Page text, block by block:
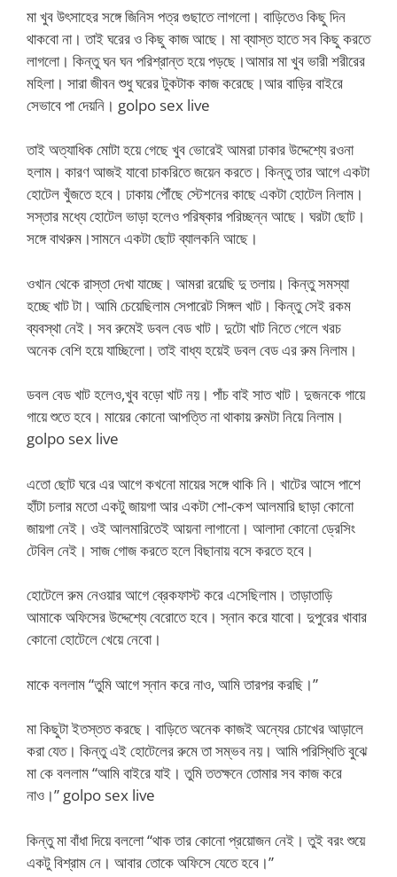
মা খুব উৎসাহের সঙ্গে জিনিস পত্র গুছাতে লাগলো। বাড়িতেও কিছু দিন
থাকবো না। তাই ঘরের ও কিছু কাজ আছে। মা ব্যাস্ত হাতে সব কিছু করতে
লাগলো। কিন্তু ঘন ঘন পরিশ্রান্ত হয়ে পড়ছে।আমার মা খুব ভারী শরীরের
মহিলা। সারা জীবন শুধু ঘরের টুকটাক কাজ করেছে।আর বাড়ির বাইরে
সেভাবে পা দেয়নি। golpo sex live
তাই অত্যাধিক মোটা হয়ে গেছে খুব ভোরেই আমরা ঢাকার উদ্দেশ্যে রওনা
হলাম। কারণ আজই যাবো চাকরিতে জয়েন করতে। কিন্তু তার আগে একটা
হোটেল খুঁজতে হবে। ঢাকায় পৌঁছে স্টেশনের কাছে একটা হোটেল নিলাম।
সস্তার মধ্যে হোটেল ভাড়া হলেও পরিষ্কার পরিচ্ছন্ন আছে। ঘরটা ছোট।
সঙ্গে বাথরুম।সামনে একটা ছোট ব্যালকনি আছে।
ওখান থেকে রাস্তা দেখা যাচ্ছে। আমরা রয়েছি দু তলায়। কিন্তু সমস্যা
হচ্ছে খাট টা। আমি চেয়েছিলাম সেপারেট সিঙ্গল খাট। কিন্তু সেই রকম
ব্যবস্থা নেই। সব রুমেই ডবল বেড খাট। দুটো খাট নিতে গেলে খরচ
অনেক বেশি হয়ে যাচ্ছিলো। তাই বাধ্য হয়েই ডবল বেড এর রুম নিলাম।
ডবল বেড খাট হলেও,খুব বড়ো খাট নয়। পাঁচ বাই সাত খাট। দুজনকে গায়ে
গায়ে শুতে হবে। মায়ের কোনো আপত্তি না থাকায় রুমটা নিয়ে নিলাম।
golpo sex live
এতো ছোট ঘরে এর আগে কখনো মায়ের সঙ্গে থাকি নি। খাটের আসে পাশে
হাঁটা চলার মতো একটু জায়গা আর একটা শো-কেশ আলমারি ছাড়া কোনো
জায়গা নেই। ওই আলমারিতেই আয়না লাগানো। আলাদা কোনো ড্রেসিং
টেবিল নেই। সাজ গোজ করতে হলে বিছানায় বসে করতে হবে।
হোটেলে রুম নেওয়ার আগে ব্রেকফাস্ট করে এসেছিলাম। তাড়াতাড়ি
আমাকে অফিসের উদ্দেশ্যে বেরোতে হবে। স্নান করে যাবো। দুপুরের খাবার
কোনো হোটেলে খেয়ে নেবো।
মাকে বললাম “তুমি আগে স্নান করে নাও, আমি তারপর করছি।”
মা কিছুটা ইতস্তত করছে। বাড়িতে অনেক কাজই অন্যের চোখের আড়ালে
করা যেত। কিন্তু এই হোটেলের রুমে তা সম্ভব নয়। আমি পরিস্থিতি বুঝে
মা কে বললাম “আমি বাইরে যাই। তুমি ততক্ষনে তোমার সব কাজ করে
নাও।” golpo sex live
কিন্তু মা বাঁধা দিয়ে বললো “থাক তার কোনো প্রয়োজন নেই। তুই বরং শুয়ে
একটু বিশ্রাম নে। আবার তোকে অফিসে যেতে হবে।”